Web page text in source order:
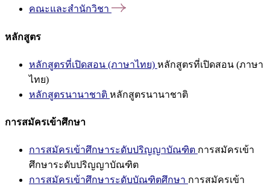
คณะและสำนักวิชา
หลักสูตร
หลักสูตรที่เปิดสอน (ภาษาไทย) หลักสูตรที่เปิดสอน (ภาษา
ไทย)
หลักสูตรนานาชาติ หลักสูตรนานาชาติ
การสมัครเข้าศึกษา
การสมัครเข้าศึกษาระดับปริญญาบัณฑิต การสมัครเข้า
ศึกษาระดับปริญญาบัณฑิต
การสมัครเข้าศึกษาระดับบัณฑิตศึกษา การสมัครเข้า